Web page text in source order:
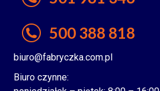
500 388 818
biuro@fabryczka.com.pl
Biuro czynne: